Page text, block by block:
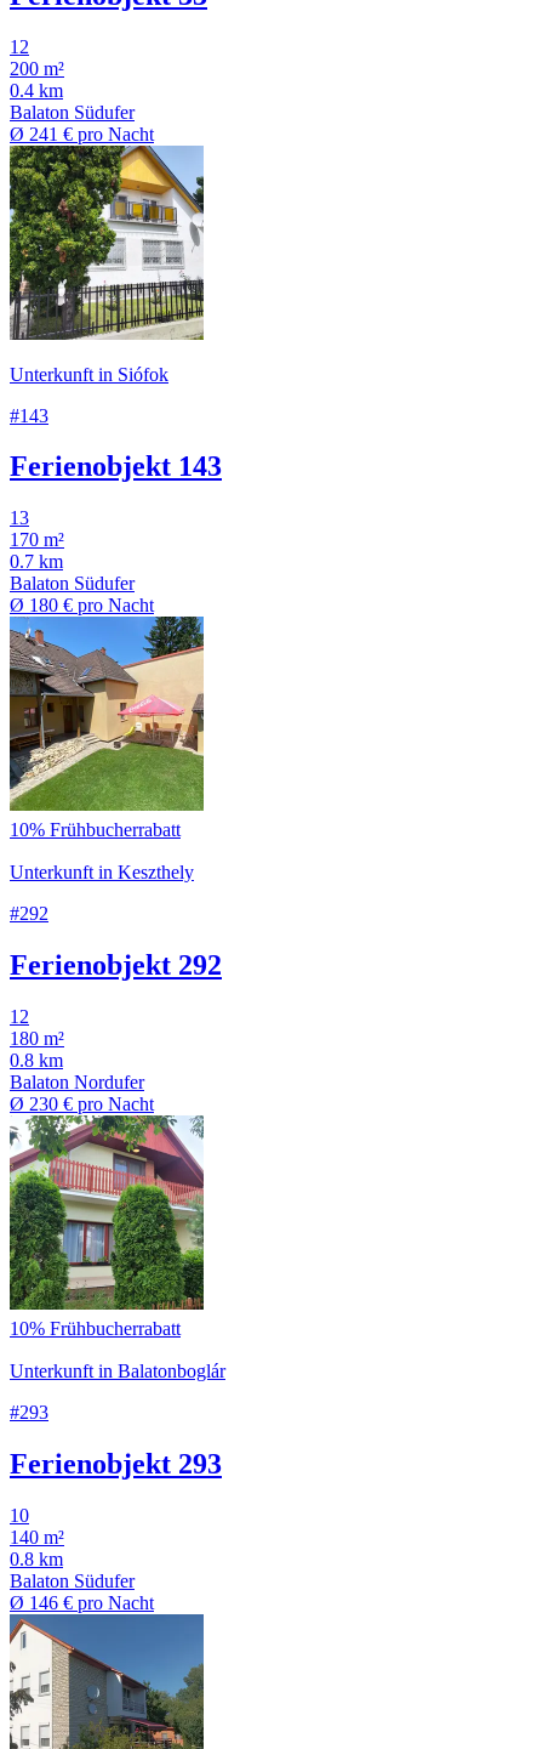
12
200 m²
0.4 km
Balaton Südufer
Ø 241 € pro Nacht
Unterkunft in Siófok
#143
Ferienobjekt 143
13
170 m²
0.7 km
Balaton Südufer
Ø 180 € pro Nacht
10% Frühbucherrabatt
Unterkunft in Keszthely
#292
Ferienobjekt 292
12
180 m²
0.8 km
Balaton Nordufer
Ø 230 € pro Nacht
10% Frühbucherrabatt
Unterkunft in Balatonboglár
#293
Ferienobjekt 293
10
140 m²
0.8 km
Balaton Südufer
Ø 146 € pro Nacht